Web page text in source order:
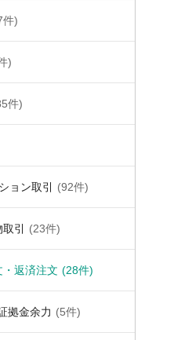
件)
)
件)
ョン取引 (92件)
引 (23件)
・返済注文 (28件)
拠金余力 (5件)